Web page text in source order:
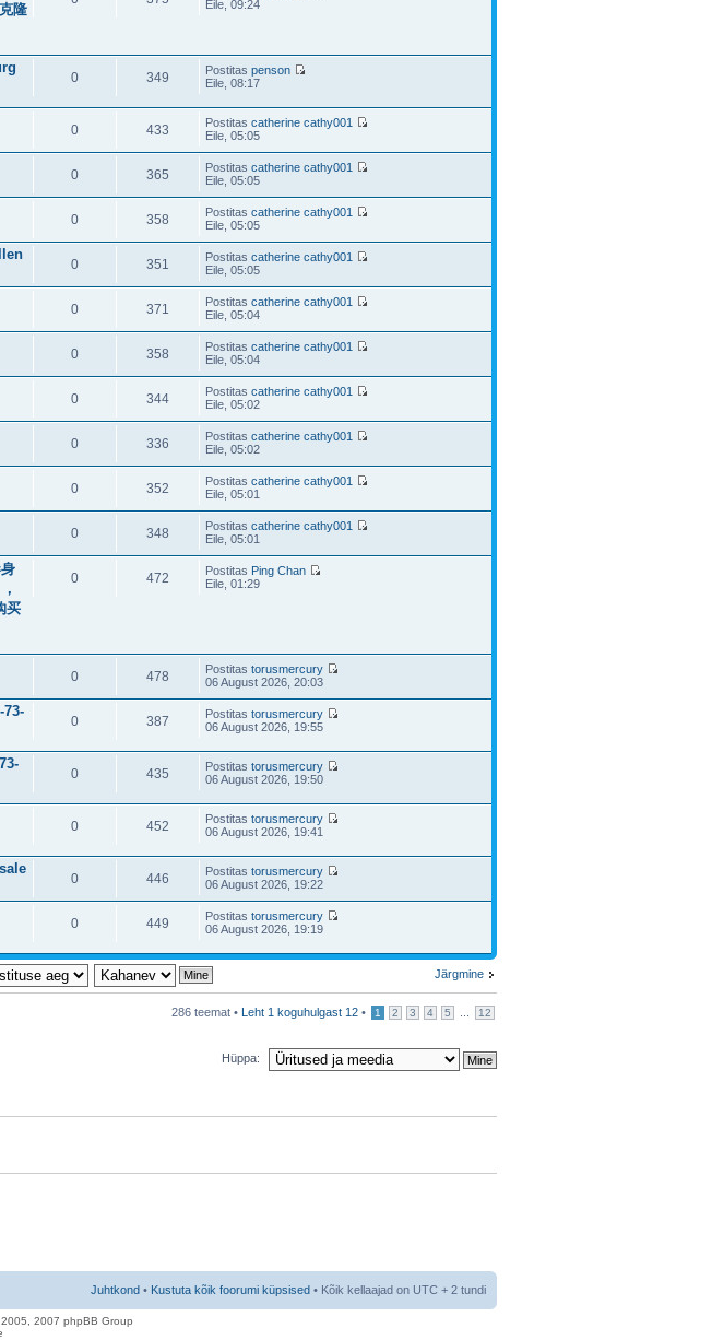
隆
Eile, 09:24
0 349 Postitaspenson
Eile, 08:17
0 433 Postitascatherine cathy001
Eile, 05:05
0 365 Postitascatherine cathy001
Eile, 05:05
0 358 Postitascatherine cathy001
Eile, 05:05
0 351 Postitascatherine cathy001
Eile, 05:05
0 371 Postitascatherine cathy001
Eile, 05:04
0 358 Postitascatherine cathy001
Eile, 05:04
0 344 Postitascatherine cathy001
Eile, 05:02
0 336 Postitascatherine cathy001
Eile, 05:02
0 352 Postitascatherine cathy001
Eile, 05:01
0 348 Postitascatherine cathy001
Eile, 05:01
买
0 472 Postitas Ping Chan
Eile, 01:29
0 478 Postitastorusmercury
06 August 2026, 20:03
0 387 Postitastorusmercury
06 August 2026, 19:55
0 435 Postitastorusmercury
06 August 2026, 19:50
0 452 Postitastorusmercury
06 August 2026, 19:41
0 446 Postitastorusmercury
06 August 2026, 19:22
0 449 Postitastorusmercury
06 August 2026, 19:19
Järgmine
286 teemat • Leht 1 koguhulgast 12 • 1 2 3 4 5 12
Hüppa:
Juhtkond • Kustuta kõik foorumi küpsised • Kõik kellaajad on UTC + 2 tundi
2007 phpBB Group